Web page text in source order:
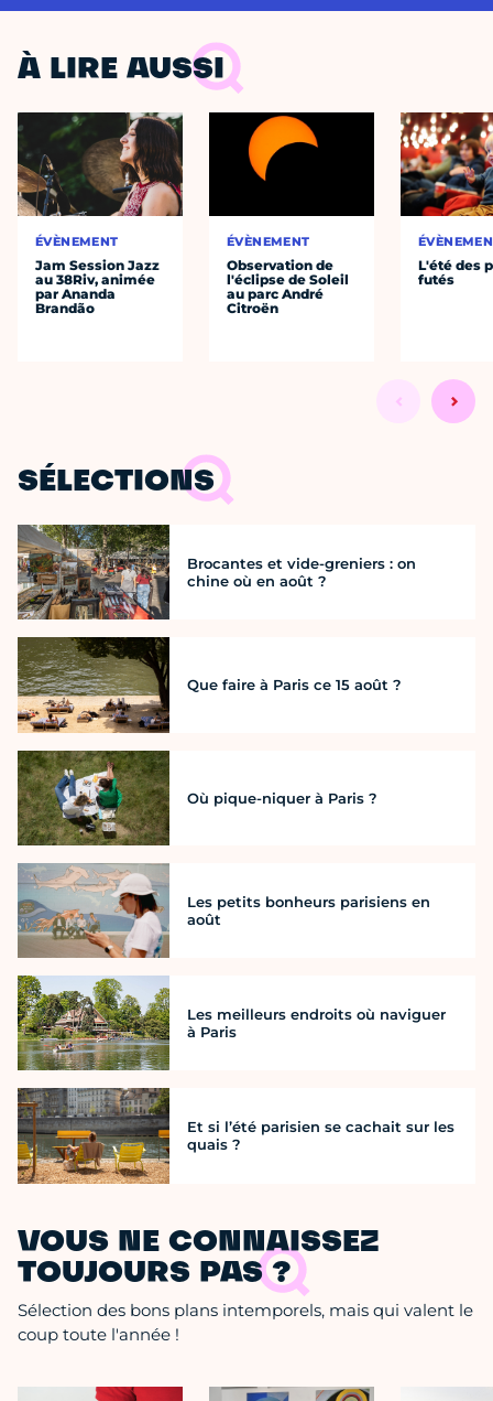
À LIRE AUSSI
ÉVÈNEMENT
Jam Session Jazz
au 38Riv, animée
par Ananda
Brandão
ÉVÈNEMENT
Observation de
l'éclipse de Soleil
au parc André
Citroën
L'été des
futés
SÉLECTIONS
Brocantes et vide-greniers : on
chine où en août ?
Que faire à Paris ce 15 août ?
Où pique-niquer à Paris ?
Les petits bonheurs parisiens en
août
Les meilleurs endroits où naviguer
à Paris
Et si l’été parisien se cachait sur les
quais ?
VOUS NE CONNAISSEZ
TOUJOURS PAS ?
Sélection des bons plans intemporels, mais qui valent le
coup toute l'année !